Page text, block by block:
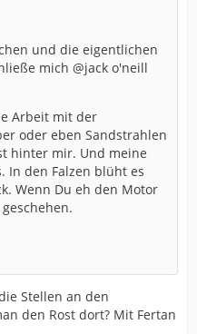
und die eigentlichen
mich @jack o'neill
Arbeit mit der
oder eben Sandstrahlen
hinter mir. Und meine
In den Falzen blüht es
Wenn Du eh den Motor
Stellen an den
den Rost dort? Mit Fertan